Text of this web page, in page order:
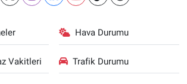
Hava Durumu
Vakitleri Trafik Durumu